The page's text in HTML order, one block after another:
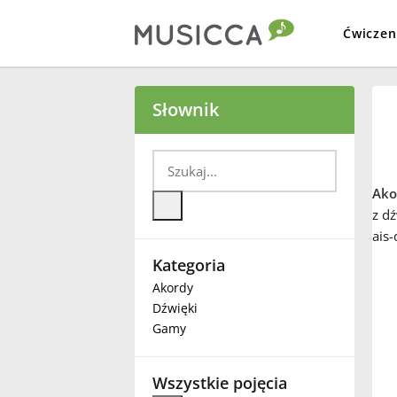
Български
Deutsch
English
Español
Słownik
Kategoria
Akordy
Dźwięki
Gamy
Wszystkie pojęcia
z